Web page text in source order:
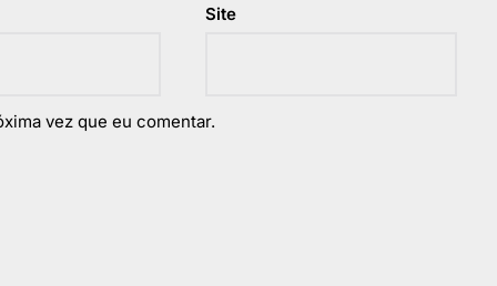
Site
vez que eu comentar.